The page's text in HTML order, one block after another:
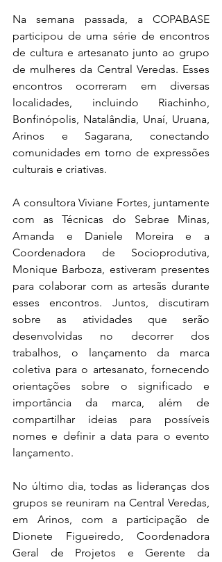
Na semana passada, a COPABASE
participou de uma série de encontros
de cultura e artesanato junto ao grupo
de mulheres da Central Veredas. Esses
encontros ocorreram em diversas
localidades, incluindo Riachinho,
Bonfinópolis, Natalândia, Unaí, Uruana,
Arinos e Sagarana, conectando
comunidades em torno de expressões
culturais e criativas.
A consultora Viviane Fortes, juntamente
com as Técnicas do Sebrae Minas,
Amanda e Daniele Moreira e a
Coordenadora de Socioprodutiva,
Monique Barboza, estiveram presentes
para colaborar com as artesãs durante
esses encontros. Juntos, discutiram
sobre as atividades que serão
desenvolvidas no decorrer dos
trabalhos, o lançamento da marca
coletiva para o artesanato, fornecendo
orientações sobre o significado e
importância da marca, além de
compartilhar ideias para possíveis
nomes e definir a data para o evento
lançamento.
No último dia, todas as lideranças dos
grupos se reuniram na Central Veredas,
em Arinos, com a participação de
Dionete Figueiredo, Coordenadora
Geral de Projetos e Gerente da